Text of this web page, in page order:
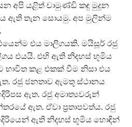
අපි යළිත් චාමුණ්ඩි කඳු මුදුන
ඇති තැන සොයමු. අප මුලින්ම
එය මාලිගයකි. මයිසූර් රජු
එයයි. එහි ඇති නිදහස් භූමිය
භාවිත කළ එකක් වීම නිසා එය
රජු ජනතාව ඇමතූ ස්ථානය
ඇත. රජු අමාත්‍යවරුන්
ඇත. ඒවා ප්‍රතාපවත්ය. රජු
ඇති නිදහස් භූමිය හොඳින්